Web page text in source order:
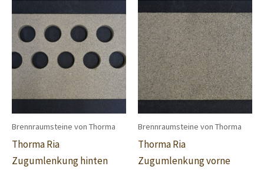
Brennraumsteine von Thorma
Thorma Ria
Zugumlenkung hinten
Brennraumsteine von Thorma
Thorma Ria
Zugumlenkung vorne